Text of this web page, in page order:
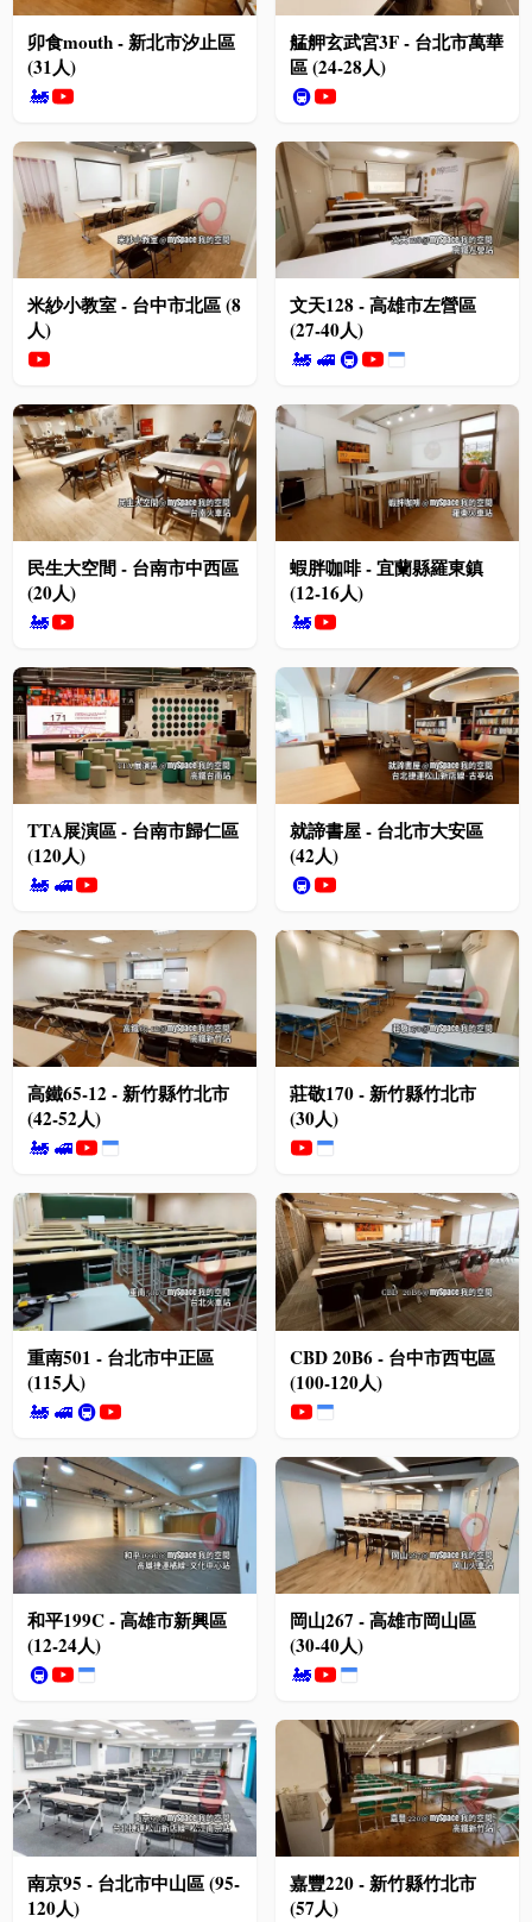
卯食mouth - 新北市汐止區
(31人)
🚂
艋舺玄武宮3F - 台北市萬華
區 (24-28人)
🚇
米紗小教室 - 台中市北區 (8
人)
文天128 - 高雄市左營區
(27-40人)
🚂 🚅🚇
民生大空間 - 台南市中西區
(20人)
🚂
蝦胖咖啡 - 宜蘭縣羅東鎮
(12-16人)
🚂
TTA展演區 - 台南市歸仁區
(120人)
🚂 🚅
就諦書屋 - 台北市大安區
(42人)
🚇
高鐵65-12 - 新竹縣竹北市
(42-52人)
🚂 🚅
莊敬170 - 新竹縣竹北市
(30人)
重南501 - 台北市中正區
(115人)
🚂 🚅 🚇
CBD 20B6 - 台中市西屯區
(100-120人)
和平199C - 高雄市新興區
(12-24人)
🚇
岡山267 - 高雄市岡山區
(30-40人)
🚂
南京95 - 台北市中山區 (95-
120人)
嘉豐220 - 新竹縣竹北市
(57人)